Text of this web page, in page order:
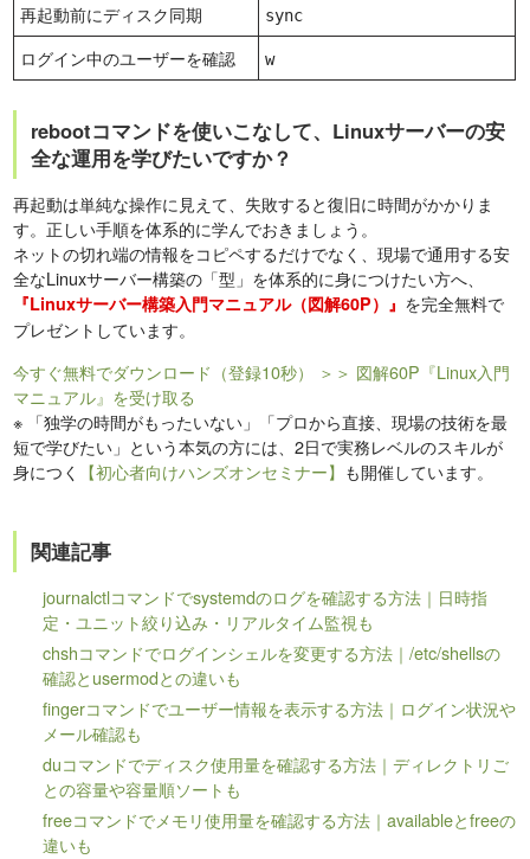
再起動前にディスク同期 sync
ログイン中のユーザーを確認 w
rebootコマンドを使いこなして、Linuxサーバーの安
全な運用を学びたいですか？
再起動は単純な操作に見えて、失敗すると復旧に時間がかかりま
す。正しい手順を体系的に学んでおきましょう。
ネットの切れ端の情報をコピペするだけでなく、現場で通用する安
全なLinuxサーバー構築の「型」を体系的に身につけたい方へ、
『Linuxサーバー構築入門マニュアル（図解60P）』 を完全無料で
プレゼントしています。
今すぐ無料でダウンロード（登録10秒）
＞＞ 図解60P『Linux入門
マニュアル』を受け取る
※ 「独学の時間がもったいない」「プロから直接、現場の技術を最
短で学びたい」という本気の方には、2日で実務レベルのスキルが
身につく
【初心者向けハンズオンセミナー】 も開催しています。
関連記事
journalctlコマンドでsystemdのログを確認する方法｜日時指
定・ユニット絞り込み・リアルタイム監視も
chshコマンドでログインシェルを変更する方法｜/etc/shellsの
確認とusermodとの違いも
fingerコマンドでユーザー情報を表示する方法｜ログイン状況や
メール確認も
duコマンドでディスク使用量を確認する方法｜ディレクトリご
との容量や容量順ソートも
freeコマンドでメモリ使用量を確認する方法｜availableとfreeの
違いも